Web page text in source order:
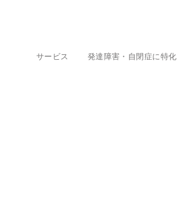
サービス 発達障害・自閉症に特化